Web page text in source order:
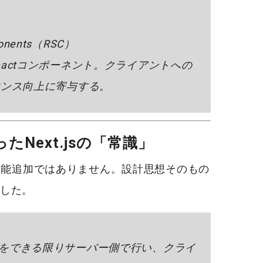
（RSC）
コンポーネント。クライアントへの
ス向上に寄与する。
Next.jsの「常識」
追加ではありません。設計思想そのもの
た。
できる限りサーバー側で行い、クライ